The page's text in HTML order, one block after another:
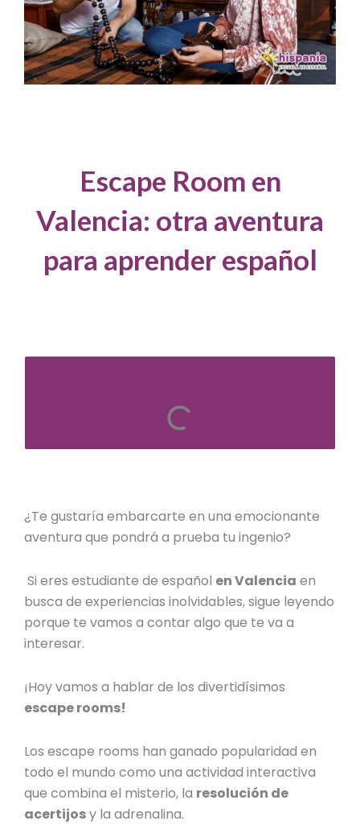
Escape Room en
Valencia: otra aventura
para aprender español
¿Te gustaría embarcarte en una emocionante
aventura que pondrá a prueba tu ingenio?
Si eres estudiante de español en Valencia en
busca de experiencias inolvidables, sigue leyendo
porque te vamos a contar algo que te va a
interesar.
¡Hoy vamos a hablar de los divertidísimos
escape rooms!
Los escape rooms han ganado popularidad en
todo el mundo como una actividad interactiva
que combina el misterio, la resolución de
acertijosy la adrenalina.